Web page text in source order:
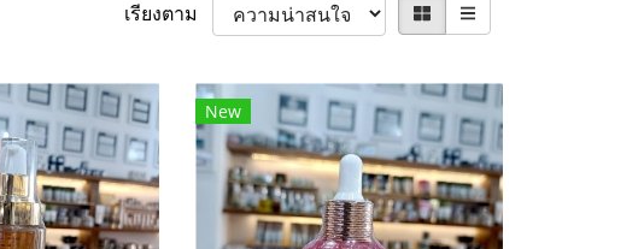
เรียงตาม
New